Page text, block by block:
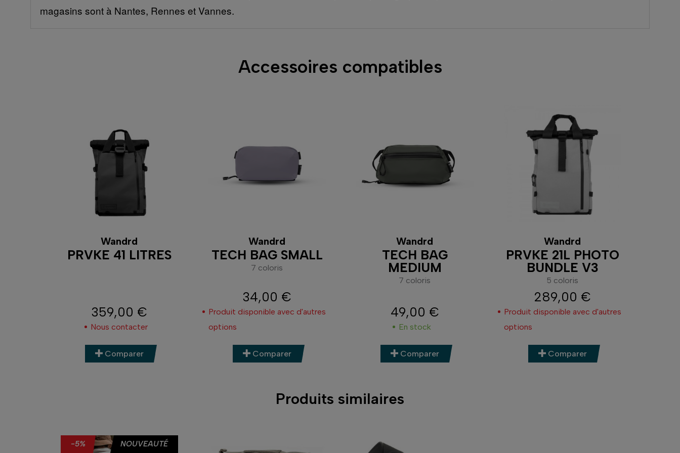
magasins sont à Nantes, Rennes et Vannes.
Accessoires compatibles
Wandrd
PRVKE 41 LITRES
Prix
359,00 €
Nous contacter
Comparer
Wandrd
TECH BAG SMALL
7 coloris
Prix
34,00 €
Produit disponible avec d'autres
options
Comparer
Wandrd
TECH BAG
MEDIUM
7 coloris
Prix
49,00 €
En stock
Comparer
Wandrd
PRVKE 21L PHOTO
BUNDLE V3
5 coloris
Prix
289,00 €
Produit disponible avec d'autres
options
Comparer
Produits similaires
-5% NOUVEAUTÉ